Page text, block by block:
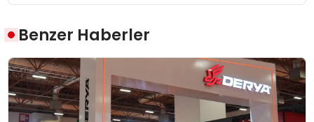
Benzer Haberler